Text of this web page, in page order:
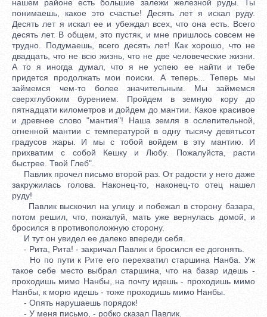
нашем районе есть большие залежи железной руды. Ты
понимаешь, какое это счастье! Десять лет я искал руду.
Десять лет я искал ее и убеждал всех, что она есть. Всего
десять лет. В общем, это пустяк, и мне пришлось совсем не
трудно. Подумаешь, всего десять лет! Как хорошо, что не
двадцать, что не всю жизнь, что не две человеческие жизни.
А то я иногда думал, что я не успею ее найти и тебе
придется продолжать мои поиски. А теперь... Теперь мы
займемся чем-то более значительным. Мы займемся
сверхглубоким бурением. Пройдем в земную кору до
пятнадцати километров и дойдем до мантии. Какое красивое
и древнее слово "мантия"! Наша земля в ослепительной,
огненной мантии с температурой в одну тысячу девятьсот
градусов жары. И мы с тобой войдем в эту мантию. И
прихватим с собой Кешку и Любу. Пожалуйста, расти
быстрее. Твой Глеб".
Павлик прочел письмо второй раз. От радости у него даже
закружилась голова. Наконец-то, наконец-то отец нашел
руду!
Павлик выскочил на улицу и побежал в сторону базара,
потом решил, что, пожалуй, мать уже вернулась домой, и
бросился в противоположную сторону.
И тут он увидел ее далеко впереди себя.
- Рита, Рита! - закричал Павлик и бросился ее догонять.
Но по пути к Рите его перехватил старшина Нанба. Уж
такое себе место выбрал старшина, что на базар идешь -
проходишь мимо Нанбы, на почту идешь - проходишь мимо
Нанбы, к морю идешь - тоже проходишь мимо Нанбы.
- Опять нарушаешь порядок!
- У меня письмо, - робко сказал Павлик.